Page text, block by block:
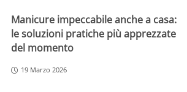
Manicure impeccabile anche a casa:
le soluzioni pratiche più apprezzate
del momento
19 Marzo 2026